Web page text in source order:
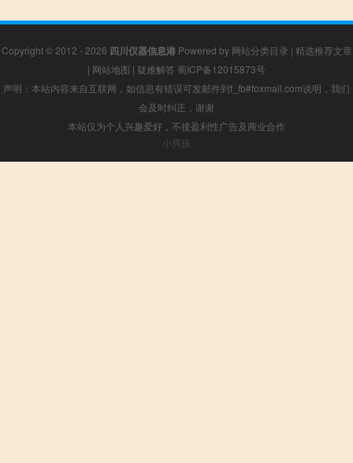
Copyright © 2012 - 2026 四川仪器信息港Powered by 网站分类目录 | 精选推荐文章
| 网站地图 | 疑难解答 蜀ICP备12015873号
声明：本站内容来自互联网，如信息有错误可发邮件到f_fb#foxmail.com说明，我们
会及时纠正，谢谢
本站仅为个人兴趣爱好，不接盈利性广告及商业合作
小男孩